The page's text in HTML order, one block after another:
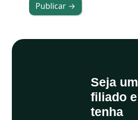
Publicar →
Seja um
filiado e
tenha